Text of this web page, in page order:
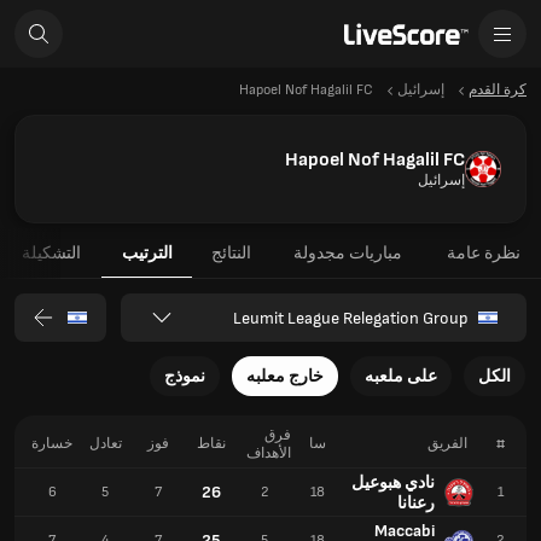
كرة القدم إسرائيل Hapoel Nof Hagalil FC
Hapoel Nof Hagalil FC
إسرائيل
نظرة عامة مباريات مجدولة النتائج الترتيب التشكيلة
Leumit League Relegation Group
الكل على ملعبه خارج معلبه نموذج
# الفريق
1
نادي هبوعيل
رعنانا
Maccabi
سا
فرق
الأهداف
نقاط فوز تعادل خسارة
18
2
26
7
5
6